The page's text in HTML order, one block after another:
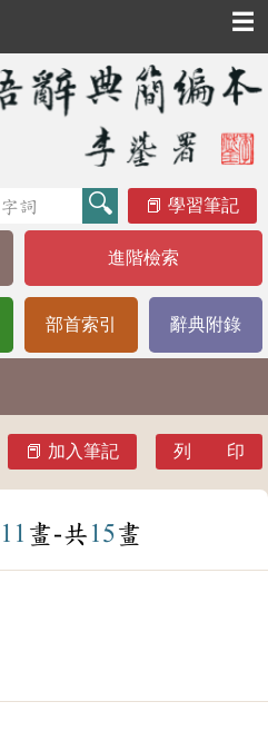
☰
學習筆記
進階檢索
部首索引 辭典附錄
加入筆記 列 印
11 畫-共 15畫